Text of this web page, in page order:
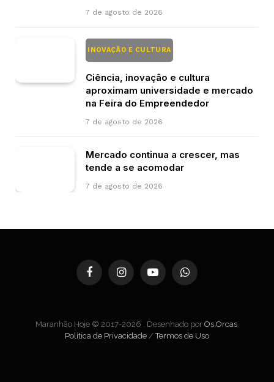
7 de agosto de 2026
INOVAÇÃO E CULTURA
Ciência, inovação e cultura
aproximam universidade e mercado
na Feira do Empreendedor
7 de agosto de 2026
Mercado continua a crescer, mas
tende a se acomodar
7 de agosto de 2026
FacebookInstagramYouTubeWhatsApp
Maranhão Hoje © 2017-2026 . Desenhado por Os Orcas.
Política de Privacidade /Termos de Uso